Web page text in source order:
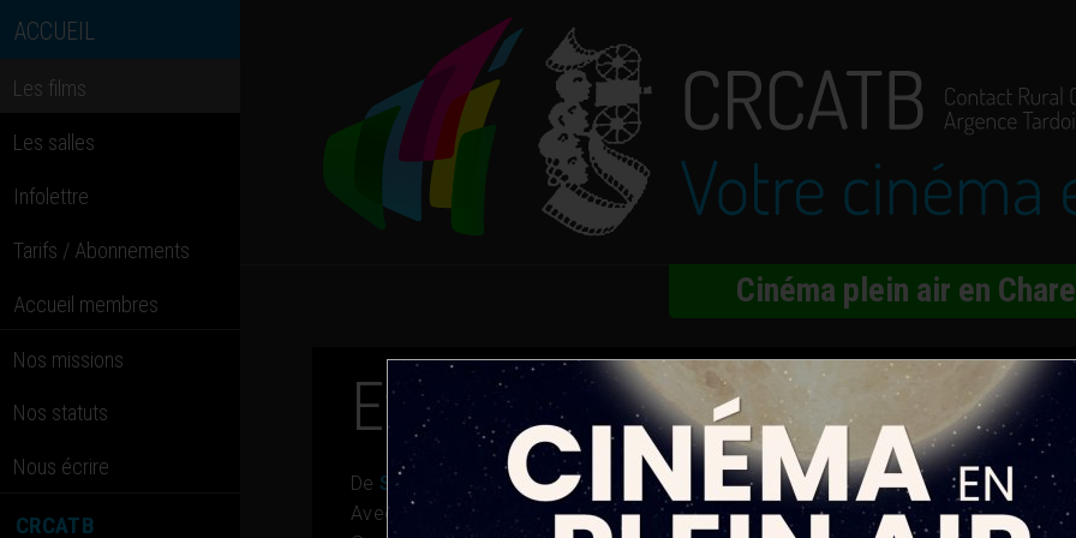
ACCUEIL
Les films
Les salles
Infolettre
Tarifs / Abonnements
Accueil membres
Nos missions
Nos statuts
Nous écrire
CRCATB
Cinéma plein air en
Et l’amour dans tout ça ?
De Shekhar Kapur
Avec
Lily James, Shazad Latif, Shabana Azmi